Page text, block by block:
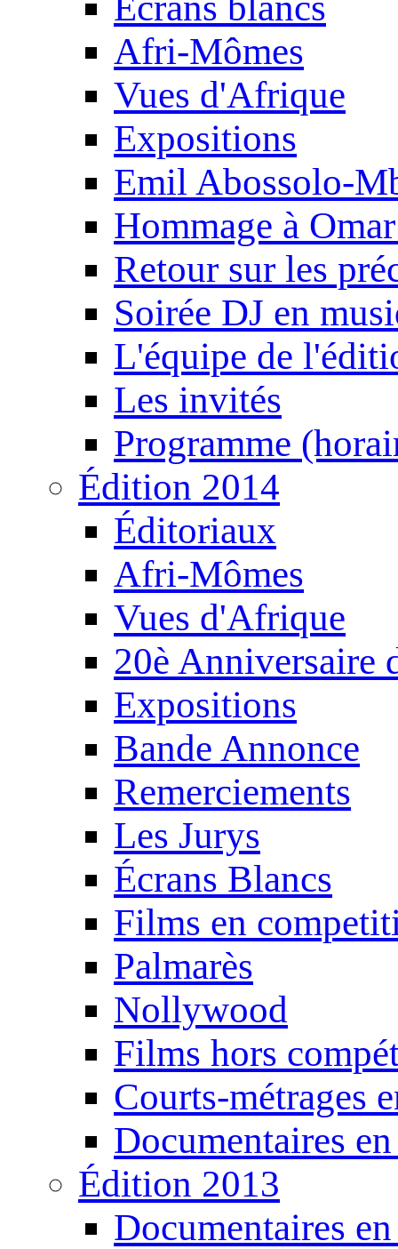
Afri-Mômes
Vues d'Afrique
Expositions
Emil Abossolo-
Hommage à
Retour sur les
Soirée DJ en
L'équipe de
Les invités
Programme
Édition 2014
Éditoriaux
Afri-Mômes
Vues d'Afrique
20è Anniversaire
Expositions
Bande Annonce
Remerciements
Les Jurys
Écrans Blancs
Films en
Palmarès
Nollywood
Films hors
Courts-métrages
Documentaires
Édition 2013
Documentaires